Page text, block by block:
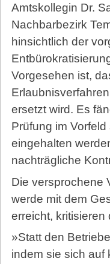
Amtskollegin Dr.
Nachbarbezirk
hinsichtlich der
Vorgesehen ist,
ersetzt wird. Es
Prüfung im
eingehalten
nachträgliche
Die versprochene
werde mit dem
erreicht, kritisieren
»Statt den
indem sie sich auf